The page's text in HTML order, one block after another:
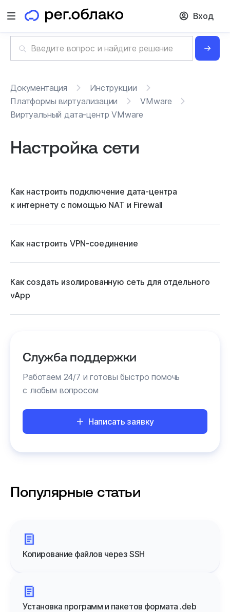
Открыть меню Вход
Документация
Инструкции
Платформы виртуализации
VMware
Виртуальный дата-центр VMware
Настройка сети
Как настроить подключение дата-центра
к интернету с помощью NAT и Firewall
Как настроить VPN-соединение
Как создать изолированную сеть для отдельного
vApp
Служба поддержки
Работаем 24/7 и готовы быстро помочь
с любым вопросом
Написать заявку
Популярные статьи
Копирование файлов через SSH
Установка программ и пакетов формата .deb